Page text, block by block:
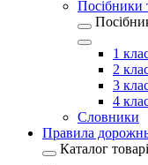
Посібники
1
2
3
4
Словники
Правила
Каталог